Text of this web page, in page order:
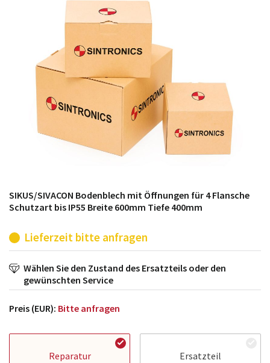
möglich. SINTRONICS ist dann ihr Partner, der
entweder die alten Baugruppen technisch hochwertig
repariert oder ihnen die abgekündigten Baugruppen
aus dem eigenen Lager ersetzt.
SIKUS/SIVACON Bodenblech mit Öffnungen für 4 Flansche
Schutzart bis IP55 Breite 600mm Tiefe 400mm
Lieferzeit bitte anfragen
Wählen Sie den Zustand des Ersatzteils oder den
gewünschten Service
Preis (EUR): Bitte anfragen
Reparatur Ersatzteil